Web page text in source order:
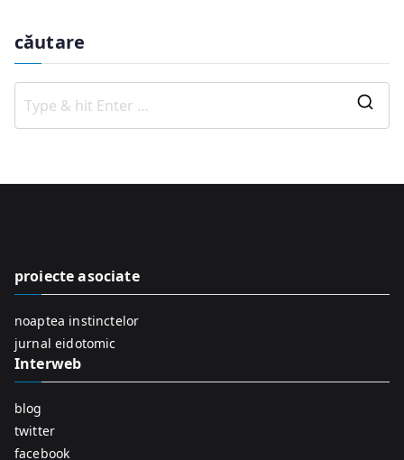
căutare
o
proiecte asociate
noaptea instinctelor
jurnal eidotomic
Interweb
blog
twitter
facebook